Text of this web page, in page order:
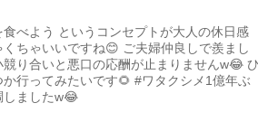
食べよう というコンセプトが大人の休日感
ちゃいいですね😊 ご夫婦仲良しで羨まし
競り合いと悪口の応酬が止まりませんw😂
か行ってみたいです🌻 #ワタクシメ1億年ぶ
しましたw😂